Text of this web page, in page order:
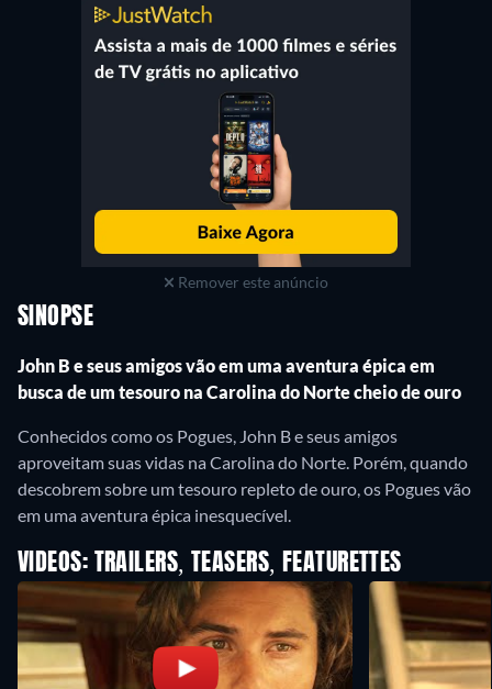
Remover este anúncio
SINOPSE
John B e seus amigos vão em uma aventura épica em
busca de um tesouro na Carolina do Norte cheio de ouro
Conhecidos como os Pogues, John B e seus amigos
aproveitam suas vidas na Carolina do Norte. Porém, quando
descobrem sobre um tesouro repleto de ouro, os Pogues vão
em uma aventura épica inesquecível.
VIDEOS: TRAILERS, TEASERS, FEATURETTES